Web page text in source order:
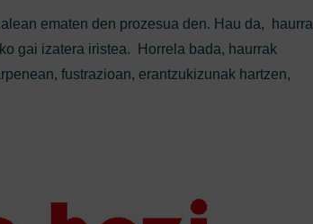
ematen den prozesua den. Hau da, haurra
gai izatera iristea. Horrela bada, haurrak
fustrazioan, erantzukizunak hartzen,